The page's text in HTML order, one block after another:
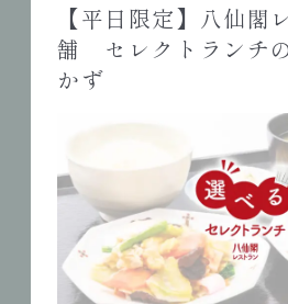
【平日限定】八仙閣
舗 セレクトランチ
かず